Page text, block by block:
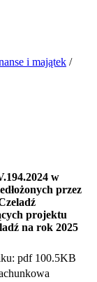
i majątek /
w
przez
projektu
na rok 2025
100.5KB